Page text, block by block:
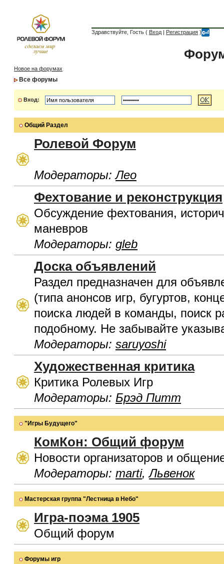
Здравствуйте, Гость ( Вход | Регистрация )
Новое на форумах
Все форумы
Вход:
Общий Раздел
Ролевой Форум
Модераторы:Лео
Фехтование и реконструкция
Обсуждение фехтования,
маневров
Модераторы: gleb
Доска объявлений
Раздел предназначен для
(типа анонсов игр, бугуртов,
поиска людей в команды, поиск
подобному. Не забывайте
Модераторы: saruyoshi
Художественная критика
Критика Ролевых Игр
Модераторы: Брэд Питт
"Игры Будущего"
КомКон: Общий форум
Новости организаторов и
Модераторы: marti,Львенок
Мастерская группа "Лестница в Небо"
Игра-поэма 1905
Общий форум
Форумы игр